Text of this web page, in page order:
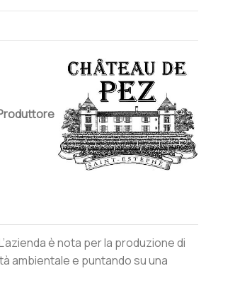
è nota per la produzione di
ambientale e puntando su una